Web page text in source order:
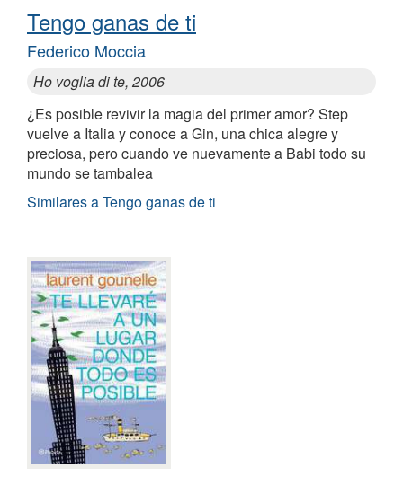
Tengo ganas de ti
Federico Moccia
Ho voglia di te, 2006
¿Es posible revivir la magia del primer amor? Step
vuelve a Italia y conoce a Gin, una chica alegre y
preciosa, pero cuando ve nuevamente a Babi todo su
mundo se tambalea
Similares a Tengo ganas de ti